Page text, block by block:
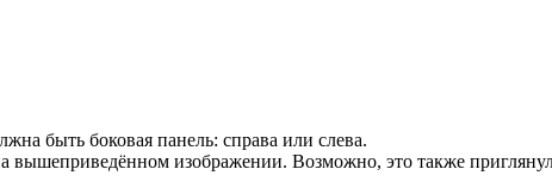
быть боковая панель: справа или слева.
изображении. Возможно, это также